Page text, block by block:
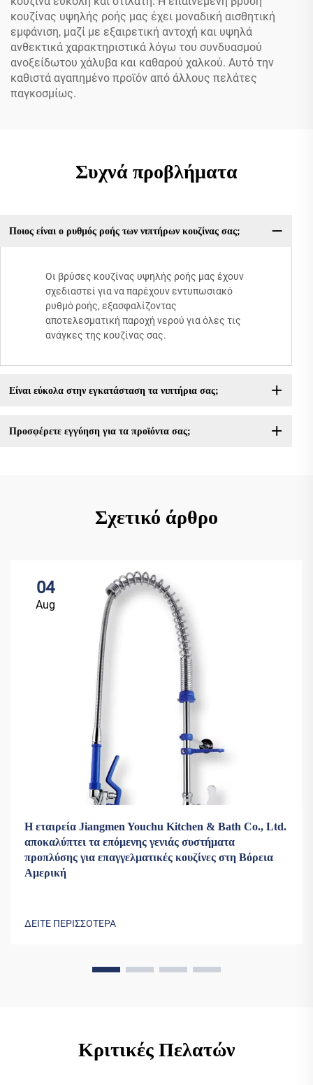
κουζίνας υψηλής ροής μας έχει μοναδική αισθητική
εμφάνιση, μαζί με εξαιρετική αντοχή και υψηλά
ανθεκτικά χαρακτηριστικά λόγω του συνδυασμού
ανοξείδωτου χάλυβα και καθαρού χαλκού. Αυτό την
καθιστά αγαπημένο προϊόν από άλλους πελάτες
παγκοσμίως.
Συχνά προβλήματα
Ποιος είναι ο ρυθμός ροής των νιπτήρων κουζίνας σας;
Οι βρύσες κουζίνας υψηλής ροής μας έχουν
σχεδιαστεί για να παρέχουν εντυπωσιακό
ρυθμό ροής, εξασφαλίζοντας
αποτελεσματική παροχή νερού για όλες τις
ανάγκες της κουζίνας σας.
Είναι εύκολα στην εγκατάσταση τα νιπτήρια σας;
Προσφέρετε εγγύηση για τα προϊόντα σας;
Σχετικό άρθρο
04
Aug
Η εταιρεία Jiangmen Youchu Kitchen & Bath Co., Ltd.
αποκαλύπτει τα επόμενης γενιάς συστήματα
προπλύσης για επαγγελματικές κουζίνες στη Βόρεια
Αμερική
ΔΕΙΤΕ ΠΕΡΙΣΣΟΤΕΡΑ
Κριτικές Πελατών